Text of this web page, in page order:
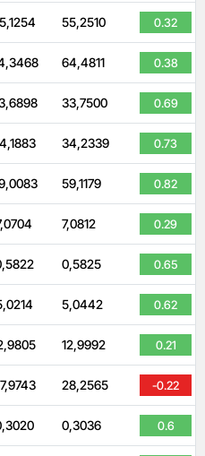
55,2510 0.32
64,4811 0.38
33,7500 0.69
34,2339 0.73
59,1179 0.82
7,0812 0.29
0,5825 0.65
5,0442 0.62
12,9992 0.21
28,2565 -0.22
0,3036 0.6